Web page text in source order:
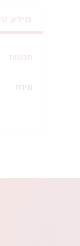
מידע
תכונות
מידה